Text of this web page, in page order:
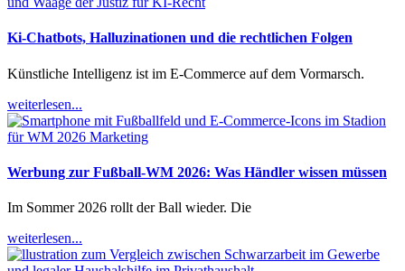
Ki-Chatbots, Halluzinationen und die rechtlichen Folgen
Künstliche Intelligenz ist im E-Commerce auf dem Vormarsch.
weiterlesen...
Werbung zur Fußball-WM 2026: Was Händler wissen müssen
Im Sommer 2026 rollt der Ball wieder. Die
weiterlesen...